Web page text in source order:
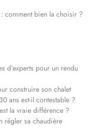
comment bien la choisir ?
d’experts pour un rendu
construire son chalet
ans est-il contestable ?
la vraie différence ?
régler sa chaudière